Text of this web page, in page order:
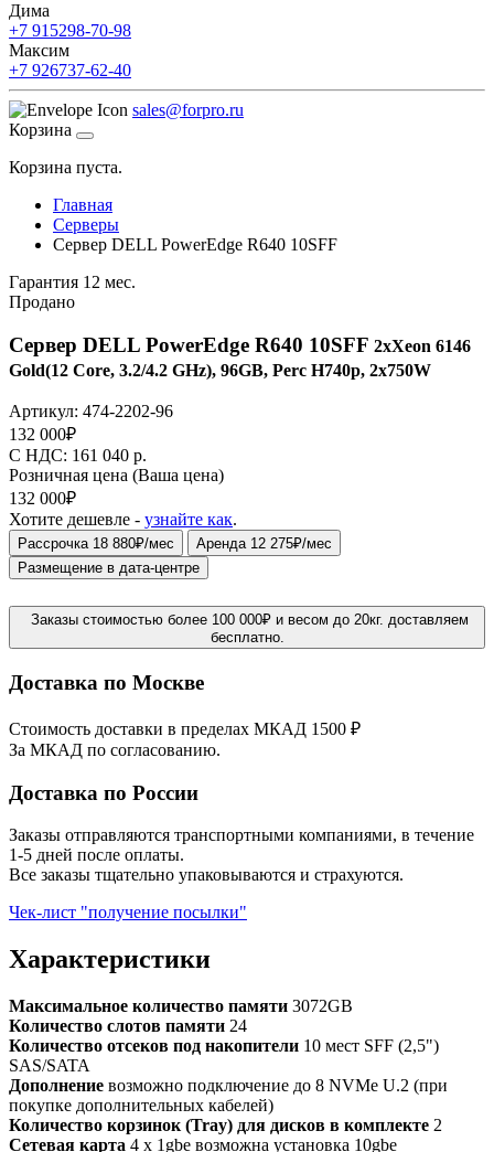
Дима
+7 915298-70-98
Максим
+7 926737-62-40
sales@forpro.ru
Корзина
Корзина пуста.
Главная
Серверы
Сервер DELL PowerEdge R640 10SFF
Гарантия 12 мес.
Продано
Сервер DELL PowerEdge R640 10SFF 2xXeon 6146
Gold(12 Core, 3.2/4.2 GHz), 96GB, Perc H740p, 2x750W
Артикул: 474-2202-96
132 000₽
C НДС: 161 040 р.
Розничная цена (Ваша цена)
132 000₽
Хотите дешевле - узнайте как.
Рассрочка 18 880₽/мес
Аренда 12 275₽/мес
Размещение в дата-центре
Заказы стоимостью более 100 000₽ и весом до 20кг. доставляем
бесплатно.
Доставка по Москве
Стоимость доставки в пределах МКАД 1500 ₽
За МКАД по согласованию.
Доставка по России
Заказы отправляются транспортными компаниями, в течение
1-5 дней после оплаты.
Все заказы тщательно упаковываются и страхуются.
Чек-лист "получение посылки"
Характеристики
Максимальное количество памяти 3072GB
Количество слотов памяти 24
Количество отсеков под накопители 10 мест SFF (2,5")
SAS/SATA
Дополнение возможно подключение до 8 NVMe U.2 (при
покупке дополнительных кабелей)
Количество корзинок (Tray) для дисков в комплекте 2
Сетевая карта 4 x 1gbe возможна установка 10gbe